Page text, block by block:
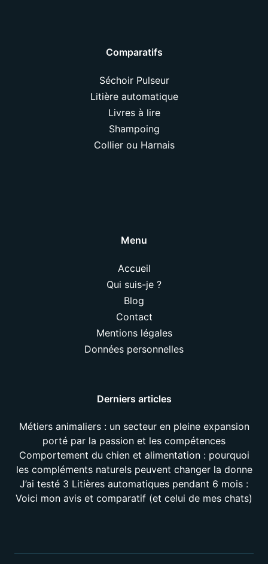
Comparatifs
Séchoir Pulseur
Litière automatique
Livres à lire
Shampoing
Collier ou Harnais
Menu
Accueil
Qui suis-je ?
Blog
Contact
Mentions légales
Données personnelles
Derniers articles
Métiers animaliers : un secteur en pleine expansion
porté par la passion et les compétences
Comportement du chien et alimentation : pourquoi
les compléments naturels peuvent changer la donne
J’ai testé 3 Litières automatiques pendant 6 mois :
Voici mon avis et comparatif (et celui de mes chats)